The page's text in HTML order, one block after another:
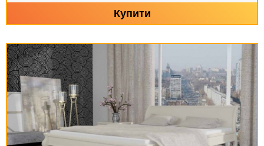
Купити